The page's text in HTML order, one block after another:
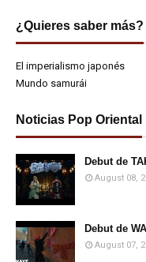
¿Quieres saber más?
El imperialismo japonés
Mundo samurái
Noticias Pop Oriental
Debut de
August 08,
Debut de
August 07,